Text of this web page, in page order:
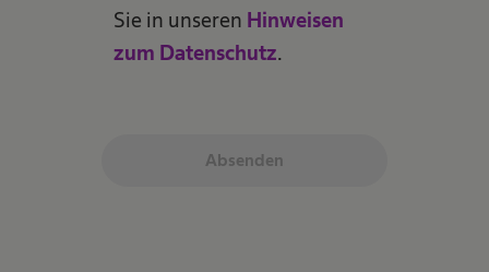
Sie in unseren Hinweisen
zum Datenschutz.
Absenden